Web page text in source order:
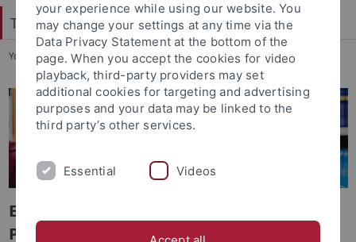
Tübingen Center for Digital Education
You are here: Startseite ... KI für personalisierten Unterricht
Einsatz von KI zur thematischen
Personalisierung des Grammatiklernens
your experience while using our website. You
may change your settings at any time via the
Data Privacy Statement at the bottom of the
page. When you accept the cookies for video
playback, third-party providers may set
additional cookies for targeting and advertising
purposes and your data may be linked to the
third party’s other services.
Essential Videos